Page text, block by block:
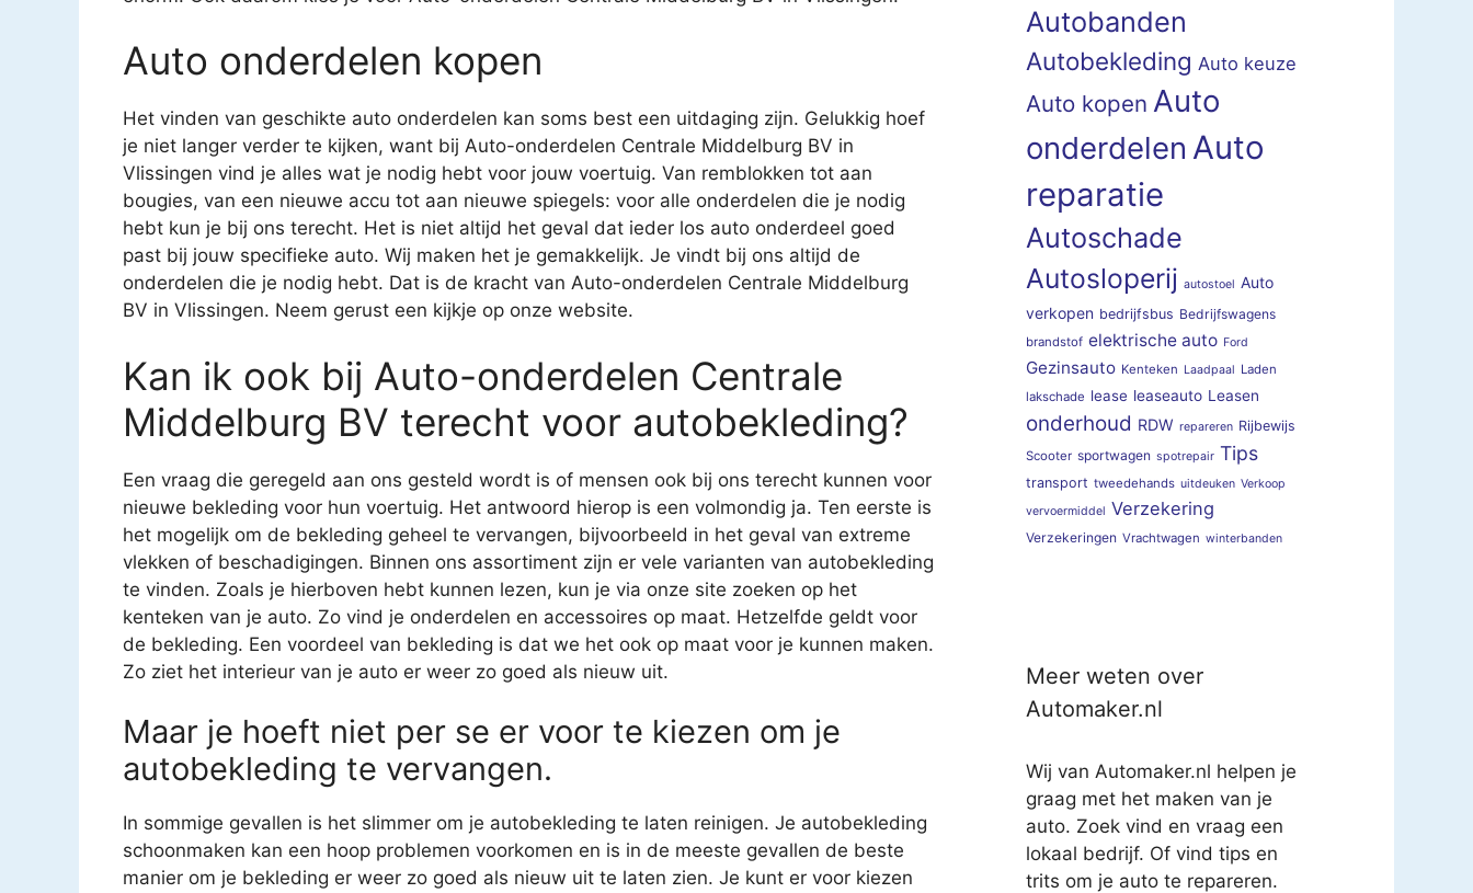
Auto onderdelen kopen
Het vinden van geschikte auto onderdelen kan soms best een uitdaging zijn. Gelukkig hoef
je niet langer verder te kijken, want bij Auto-onderdelen Centrale Middelburg BV in
Vlissingen vind je alles wat je nodig hebt voor jouw voertuig. Van remblokken tot aan
bougies, van een nieuwe accu tot aan nieuwe spiegels: voor alle onderdelen die je nodig
hebt kun je bij ons terecht. Het is niet altijd het geval dat ieder los auto onderdeel goed
past bij jouw specifieke auto. Wij maken het je gemakkelijk. Je vindt bij ons altijd de
onderdelen die je nodig hebt. Dat is de kracht van Auto-onderdelen Centrale Middelburg
BV in Vlissingen. Neem gerust een kijkje op onze website.
Kan ik ook bij Auto-onderdelen Centrale
Middelburg BV terecht voor autobekleding?
Een vraag die geregeld aan ons gesteld wordt is of mensen ook bij ons terecht kunnen voor
nieuwe bekleding voor hun voertuig. Het antwoord hierop is een volmondig ja. Ten eerste is
het mogelijk om de bekleding geheel te vervangen, bijvoorbeeld in het geval van extreme
vlekken of beschadigingen. Binnen ons assortiment zijn er vele varianten van autobekleding
te vinden. Zoals je hierboven hebt kunnen lezen, kun je via onze site zoeken op het
kenteken van je auto. Zo vind je onderdelen en accessoires op maat. Hetzelfde geldt voor
de bekleding. Een voordeel van bekleding is dat we het ook op maat voor je kunnen maken.
Zo ziet het interieur van je auto er weer zo goed als nieuw uit.
Maar je hoeft niet per se er voor te kiezen om je
autobekleding te vervangen.
In sommige gevallen is het slimmer om je autobekleding te laten reinigen. Je autobekleding
schoonmaken kan een hoop problemen voorkomen en is in de meeste gevallen de beste
manier om je bekleding er weer zo goed als nieuw uit te laten zien. Je kunt er voor kiezen
Autobanden
Autobekleding Auto keuze
Auto kopen Auto
onderdelen Auto
reparatie
Autoschade
Autosloperij autostoel Auto
verkopen bedrijfsbus Bedrijfswagens
brandstof elektrische auto Ford
Gezinsauto Kenteken Laadpaal Laden
lakschade lease leaseauto Leasen
onderhoud RDW repareren Rijbewijs
Scooter sportwagen spotrepair Tips
transport tweedehands uitdeuken Verkoop
vervoermiddel Verzekering
Verzekeringen Vrachtwagen winterbanden
Meer weten over
Automaker.nl
Wij van Automaker.nl helpen je
graag met het maken van je
auto. Zoek vind en vraag een
lokaal bedrijf. Of vind tips en
trits om je auto te repareren.